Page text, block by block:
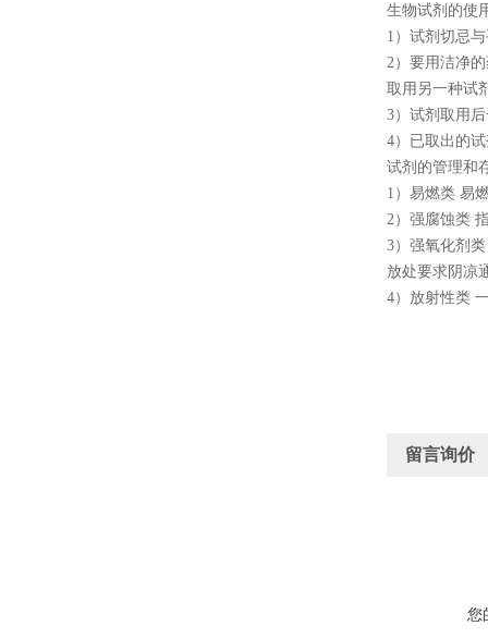
生物试剂的使
1）试剂切忌
2）要用洁净
取用另一种试
3）试剂取用
4）已取出的
试剂的管理和
1）易燃类 易
2）强腐蚀类
3）强氧化剂
放处要求阴凉
4）放射性类
留言询价
您